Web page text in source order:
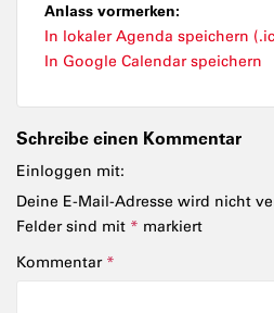
Anlass vormerken:
In lokaler Agenda speichern
In Google Calendar speichern
Schreibe einen Kommentar
Einloggen mit:
Deine E-Mail-Adresse wird nicht
Felder sind mit * markiert
Kommentar *